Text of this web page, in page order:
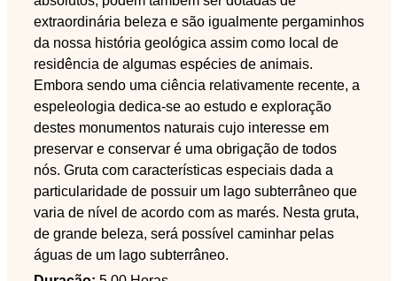
extraordinária beleza e são igualmente pergaminhos
da nossa história geológica assim como local de
residência de algumas espécies de animais.
Embora sendo uma ciência relativamente recente, a
espeleologia dedica-se ao estudo e exploração
destes monumentos naturais cujo interesse em
preservar e conservar é uma obrigação de todos
nós. Gruta com características especiais dada a
particularidade de possuir um lago subterrâneo que
varia de nível de acordo com as marés. Nesta gruta,
de grande beleza, será possível caminhar pelas
águas de um lago subterrâneo.